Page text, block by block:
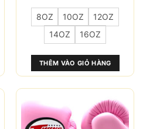
8OZ 10OZ
12OZ
14OZ
16OZ
THÊM VÀO GIỎ HÀNG
nhiều
biến
thể.
Các
tùy
chọn
có
thể
chọn
trên